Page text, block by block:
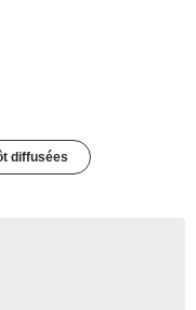
diffusées